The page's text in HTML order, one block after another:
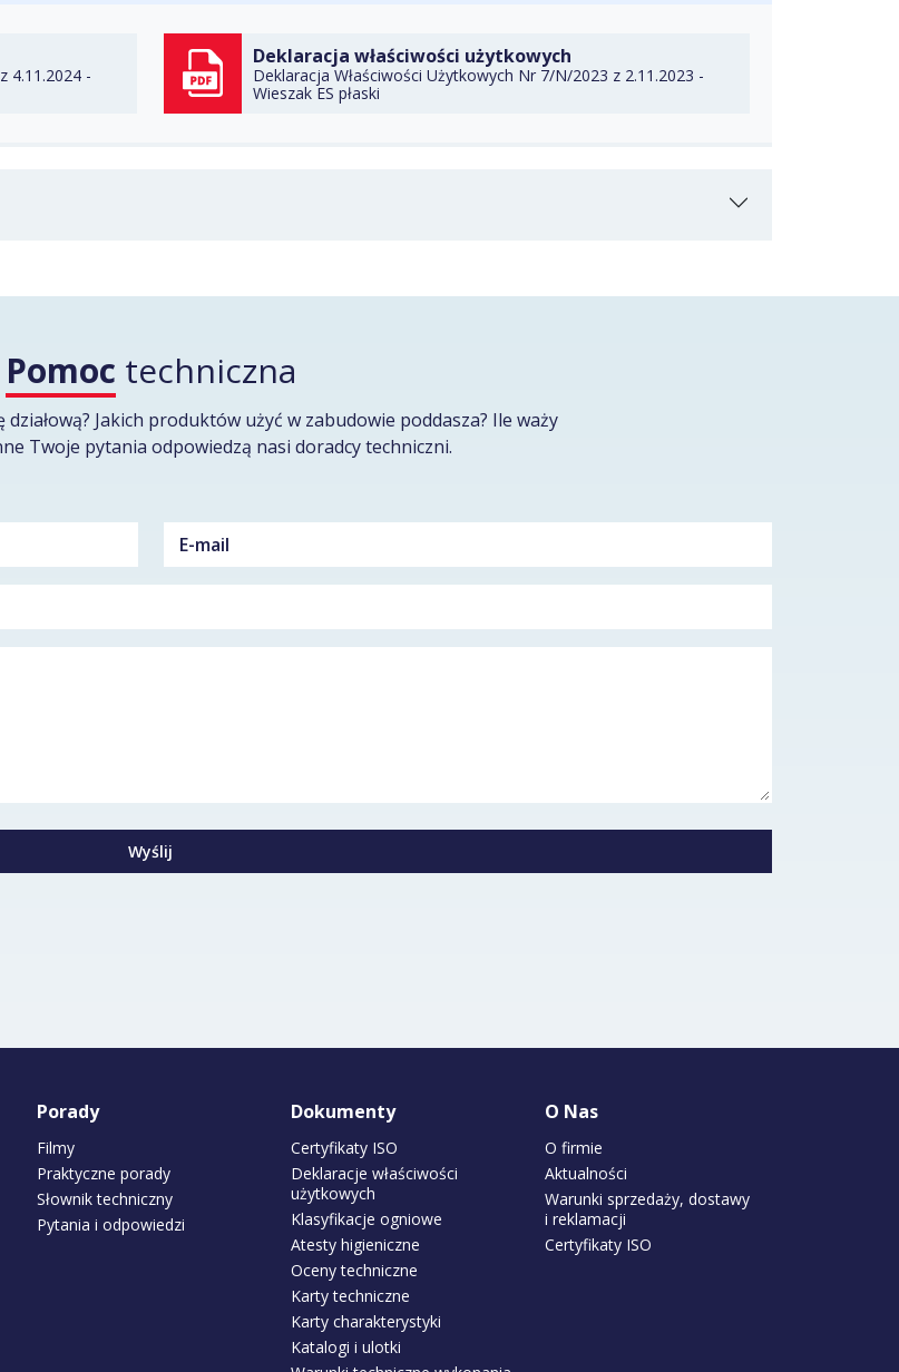
4.11.2024 -
Deklaracja właściwości użytkowych
Deklaracja Właściwości Użytkowych Nr 7/N/2023 z 2.11.2023 -
Wieszak ES płaski
Pomoc techniczna
działową? Jakich produktów użyć w zabudowie poddasza? Ile waży
Twoje pytania odpowiedzą nasi doradcy techniczni.
Wyślij
Porady
Filmy
Praktyczne porady
Słownik techniczny
Pytania i odpowiedzi
Dokumenty
Certyfikaty ISO
Deklaracje właściwości
użytkowych
Klasyfikacje ogniowe
Atesty higieniczne
Oceny techniczne
Karty techniczne
Karty charakterystyki
Katalogi i ulotki
O Nas
O firmie
Aktualności
Warunki sprzedaży, dostawy
i reklamacji
Certyfikaty ISO